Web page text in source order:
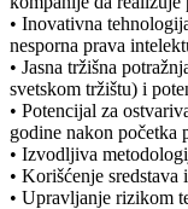
• Inovativna
nesporna prava
• Jasna tržišna
svetskom tržištu) i
• Potencijal za
godine nakon početka
• Izvodljiva
• Korišćenje sredstava
• Upravljanje rizikom